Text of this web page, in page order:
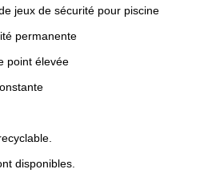
jeux de sécurité pour piscine
permanente
point élevée
disponibles.